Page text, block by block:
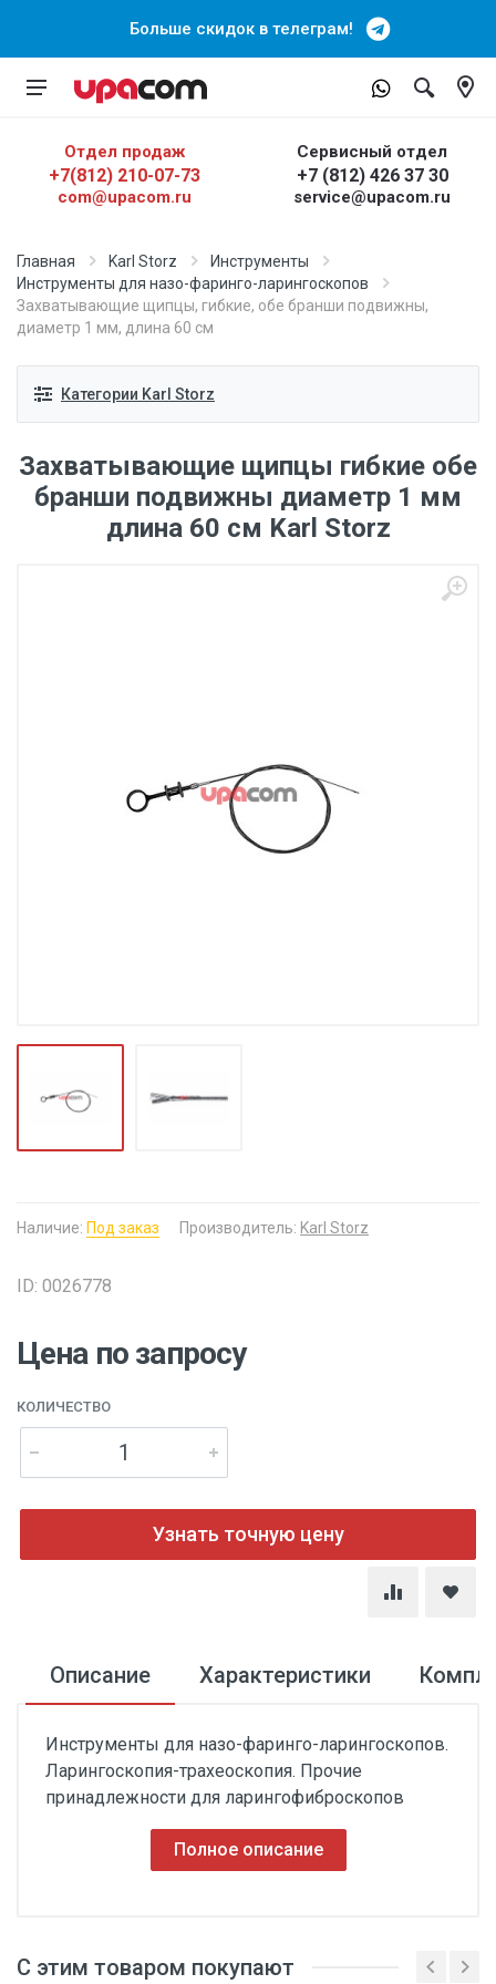
Больше скидок в телеграм!
Отдел продаж
+7(812) 210-07-73
com@upacom.ru
Сервисный отдел
+7 (812) 426 37 30
service@upacom.ru
Главная Karl Storz
Инструменты
Инструменты для назо-фаринго-ларингоскопов
Захватывающие щипцы, гибкие, обе бранши подвижны,
диаметр 1 мм, длина 60 см
Категории Karl Storz
Захватывающие щипцы гибкие обе
бранши подвижны диаметр 1 мм
длина 60 см Karl Storz
Наличие: Под заказ Производитель: Karl Storz
ID: 0026778
Цена по запросу
КОЛИЧЕСТВО
Узнать точную цену
Описание Характеристики
Инструменты для назо-фаринго-ларингоскопов.
Ларингоскопия-трахеоскопия. Прочие
принадлежности для ларингофиброскопов
Полное описание
С этим товаром покупают